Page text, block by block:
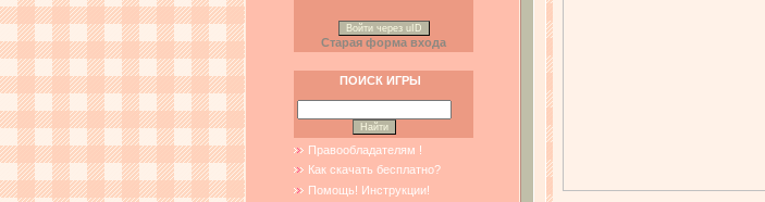
Войти через uID
Старая форма входа
ПОИСК ИГРЫ
Правообладателям !
Как скачать бесплатно?
Помощь! Инструкции!